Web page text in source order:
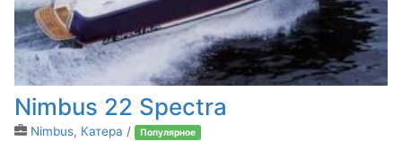
Nimbus 22 Spectra
Nimbus, Катера / Популярное